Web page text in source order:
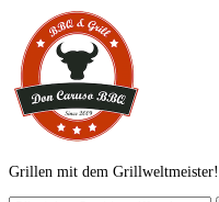
Grillen mit dem Grillweltmeister!